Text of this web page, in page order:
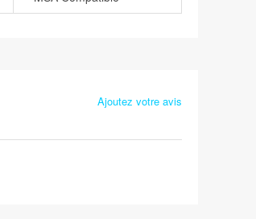
Ajoutez votre avis